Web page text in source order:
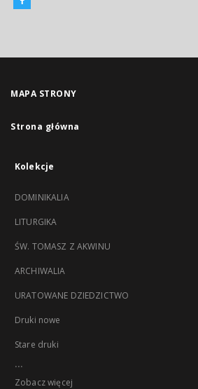
MAPA STRONY
Strona główna
Kolekcje
DOMINIKALIA
LITURGIKA
ŚW. TOMASZ Z AKWINU
ARCHIWALIA
URATOWANE DZIEDZICTWO
Druki nowe
Stare druki
...
Zobacz więcej